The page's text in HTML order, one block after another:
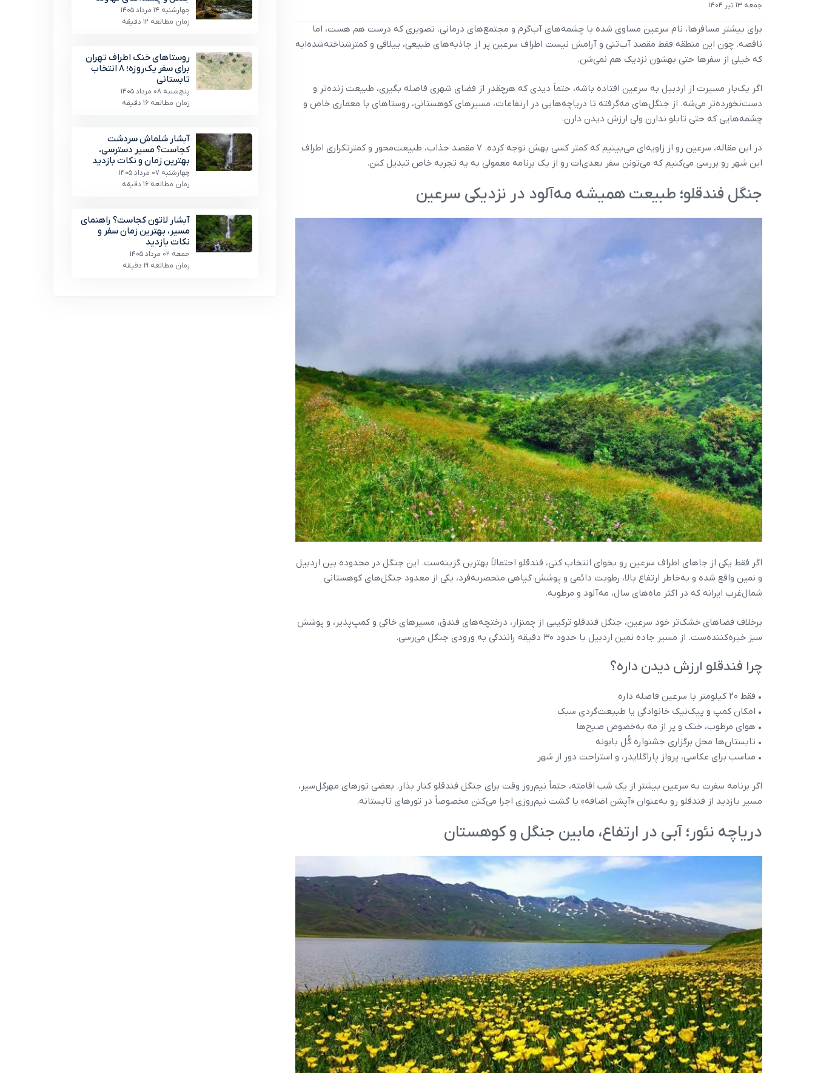
جمعه 13 تیر 1404
برای بیشتر مسافرها، نام سرعین مساوی شده با چشمه‌های آب‌گرم و مجتمع‌های درمانی. تصویری که درست هم هست، اما
ناقصه. چون این منطقه فقط مقصد آب‌تنی و آرامش نیست اطراف سرعین پر از جاذبه‌های طبیعی، ییلاقی و کمترشناخته‌شده‌ایه
که خیلی از سفرها حتی بهشون نزدیک هم نمی‌شن.
اگر یک‌بار مسیرت از اردبیل به سرعین افتاده باشه، حتماً دیدی که هرچقدر از فضای شهری فاصله بگیری، طبیعت زنده‌تر و
دست‌نخورده‌تر می‌شه. از جنگل‌های مه‌گرفته تا دریاچه‌هایی در ارتفاعات، مسیرهای کوهستانی، روستاهای با معماری خاص و
چشمه‌هایی که حتی تابلو ندارن ولی ارزش دیدن دارن.
در این مقاله، سرعین رو از زاویه‌ای می‌بینیم که کمتر کسی بهش توجه کرده. ۷ مقصد جذاب، طبیعت‌محور و کمترتکراری اطراف
این شهر رو بررسی می‌کنیم که می‌تونن سفر بعدی‌ات رو از یک برنامه معمولی به یه تجربه خاص تبدیل کنن.
جنگل فندقلو؛ طبیعت همیشه مه‌آلود در نزدیکی سرعین
اگر فقط یکی از جاهای اطراف سرعین رو بخوای انتخاب کنی، فندقلو احتمالاً بهترین گزینه‌ست. این جنگل در محدوده بین اردبیل
و نمین واقع شده و به‌خاطر ارتفاع بالا، رطوبت دائمی و پوشش گیاهی منحصربه‌فرد، یکی از معدود جنگل‌های کوهستانی
شمال‌غرب ایرانه که در اکثر ماه‌های سال، مه‌آلود و مرطوبه.
برخلاف فضاهای خشک‌تر خود سرعین، جنگل فندقلو ترکیبی از چمنزار، درختچه‌های فندق، مسیرهای خاکی و کمپ‌پذیر، و پوشش
سبز خیره‌کننده‌ست. از مسیر جاده نمین اردبیل با حدود ۳۰ دقیقه رانندگی به ورودی جنگل می‌رسی.
چرا فندقلو ارزش دیدن داره؟
• فقط ۲۰ کیلومتر با سرعین فاصله داره
• امکان کمپ و پیک‌نیک خانوادگی یا طبیعت‌گردی سبک
• هوای مرطوب، خنک و پر از مه به‌خصوص صبح‌ها
• تابستان‌ها محل برگزاری جشنواره گُل بابونه
• مناسب برای عکاسی، پرواز پاراگلایدر، و استراحت دور از شهر
اگر برنامه سفرت به سرعین بیشتر از یک شب اقامته، حتماً نیم‌روز وقت برای جنگل فندقلو کنار بذار. بعضی تورهای مهرگل‌سیر،
مسیر بازدید از فندقلو رو به‌عنوان «آپشن اضافه» یا گشت نیم‌روزی اجرا می‌کنن مخصوصاً در تورهای تابستانه.
دریاچه نئور؛ آبی در ارتفاع، مابین جنگل و کوهستان
چهارشنبه 14 مرداد 1405
زمان مطالعه 12 دقیقه
روستاهای خنک اطراف تهران
برای سفر یک‌روزه؛ ۸ انتخاب
تابستانی
پنج‌شنبه 08 مرداد 1405
زمان مطالعه 16 دقیقه
آبشار شلماش سردشت
کجاست؟ مسیر دسترسی،
بهترین زمان و نکات بازدید
چهارشنبه 07 مرداد 1405
زمان مطالعه 16 دقیقه
آبشار لاتون کجاست؟ راهنمای
مسیر، بهترین زمان سفر و
نکات بازدید
جمعه 02 مرداد 1405
زمان مطالعه 19 دقیقه